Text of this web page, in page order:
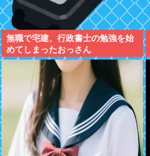
無職で宅建、行政書士の勉強を始
めてしまったおっさん